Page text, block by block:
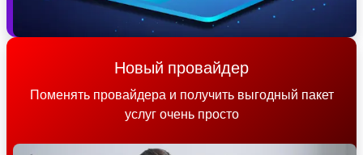
Новый провайдер
Поменять провайдера и получить выгодный пакет
услуг очень просто